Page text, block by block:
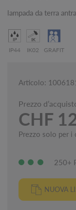
lampada da terra
IP44 IK02 GRAFIT
Articolo:
Prezzo
CHF
Prezzo solo per i
250+
NUOVA